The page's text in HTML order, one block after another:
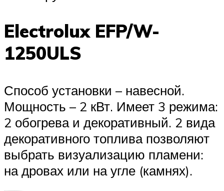
Electrolux EFP/W-
1250ULS
Способ установки – навесной.
Мощность – 2 кВт. Имеет 3 режима:
2 обогрева и декоративный. 2 вида
декоративного топлива позволяют
выбрать визуализацию пламени:
на дровах или на угле (камнях).